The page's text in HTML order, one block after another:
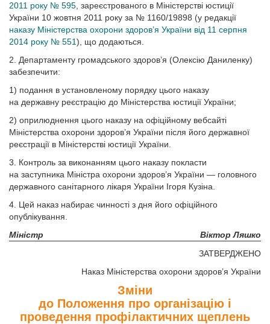
2011 року № 595 , зареєстрованого в Міністерстві юстиції
України 10 жовтня 2011 року за № 1160/19898 (у редакції
наказу Міністерства охорони здоров’я України від 11 серпня
2014 року № 551), що додаються.
2. Департаменту громадського здоров’я (Олексію Даниленку)
забезпечити:
1) подання в установленому порядку цього наказу
на державну реєстрацію до Міністерства юстиції України;
2) оприлюднення цього наказу на офіційному вебсайті
Міністерства охорони здоров’я України після його державної
реєстрації в Міністерстві юстиції України.
3. Контроль за виконанням цього наказу покласти
на заступника Міністра охорони здоров’я України — головного
державного санітарного лікаря України Ігоря Кузіна.
4. Цей наказ набирає чинності з дня його офіційного
опублікування.
Міністр
Віктор Ляшко
ЗАТВЕРДЖЕНО
Наказ Міністерства охорони здоров’я України
Зміни
до Положення про організацію і
проведення профілактичних щеплень